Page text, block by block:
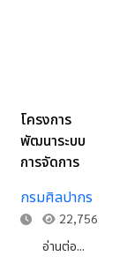
โครงการ
พัฒนาระบบ
การจัดการ
ด้านการแสดง
นาฏศิลป์ไทย
ฉุยฉาย
กรมศิลปากร
22,756
อ่านต่อ...